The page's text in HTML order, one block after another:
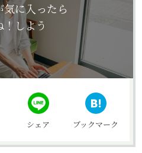
に入ったら
しよう
シェア ブックマーク